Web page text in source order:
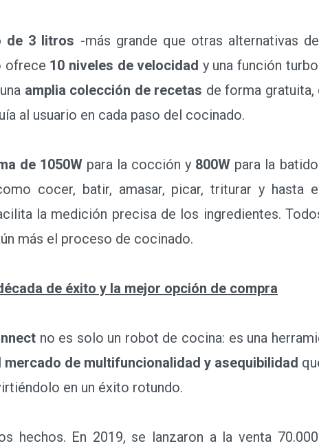
de 3 litros -más grande que otras alternativas
ofrece 10 niveles de velocidad y una función
amplia colección de recetas de forma gratuita,
al usuario en cada paso del cocinado.
de 1050Wpara la cocción y 800W para la
cocer, batir, amasar, picar, triturar y hasta
la medición precisa de los ingredientes.
más el proceso de cocinado.
de éxito y la mejor opción de compra
no es solo un robot de cocina: es una
de multifuncionalidad y asequibilidad
en un éxito rotundo.
En 2019, se lanzaron a la venta 70.000